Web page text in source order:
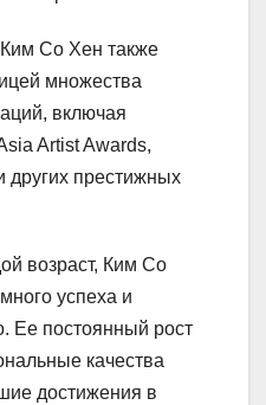
Ким Со Хен также
множества
включая
Artist Awards,
других престижных
возраст, Ким Со
успеха и
Ее постоянный рост
качества
достижения в